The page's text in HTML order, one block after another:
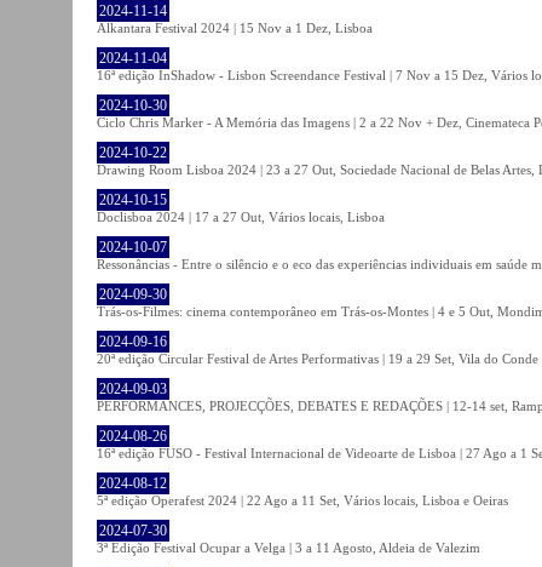
2024-11-14
Alkantara Festival 2024 | 15 Nov a 1 Dez, Lisboa
2024-11-04
16ª edição InShadow - Lisbon Screendance Festival | 7 Nov a 15 Dez, Vários
2024-10-30
Ciclo Chris Marker - A Memória das Imagens | 2 a 22 Nov + Dez, Cinemateca
2024-10-22
Drawing Room Lisboa 2024 | 23 a 27 Out, Sociedade Nacional de Belas Artes,
2024-10-15
Doclisboa 2024 | 17 a 27 Out, Vários locais, Lisboa
2024-10-07
Ressonâncias - Entre o silêncio e o eco das experiências individuais em
2024-09-30
Trás-os-Filmes: cinema contemporâneo em Trás-os-Montes | 4 e 5 Out,
2024-09-16
20ª edição Circular Festival de Artes Performativas | 19 a 29 Set, Vila do Conde
2024-09-03
PERFORMANCES, PROJECÇÕES, DEBATES E REDAÇÕES | 12-14 set,
2024-08-26
16ª edição FUSO - Festival Internacional de Videoarte de Lisboa | 27 Ago a 1
2024-08-12
5ª edição Operafest 2024 | 22 Ago a 11 Set, Vários locais, Lisboa e Oeiras
2024-07-30
3ª Edição Festival Ocupar a Velga | 3 a 11 Agosto, Aldeia de Valezim